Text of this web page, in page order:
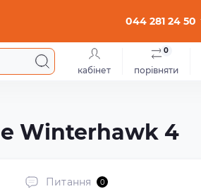
044 281 24 50
кабінет порівняти
0
Winterhawk 4
Питання 0